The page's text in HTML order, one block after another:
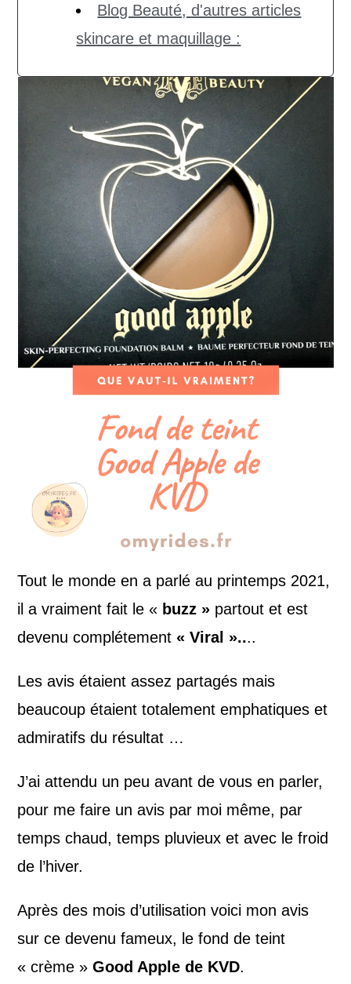
Blog Beauté, d'autres articles
skincare et maquillage :
Tout le monde en a parlé au printemps 2021,
il a vraiment fait le « buzz » partout et est
devenu complétement « Viral »....
Les avis étaient assez partagés mais
beaucoup étaient totalement emphatiques et
admiratifs du résultat …
J’ai attendu un peu avant de vous en parler,
pour me faire un avis par moi même, par
temps chaud, temps pluvieux et avec le froid
de l’hiver.
Après des mois d’utilisation voici mon avis
sur ce devenu fameux, le fond de teint
« crème »Good Apple de KVD.